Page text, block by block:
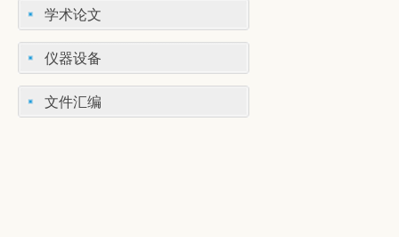
学术论文
仪器设备
文件汇编